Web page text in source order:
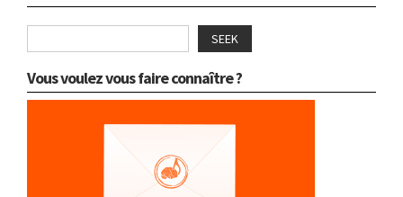
SEEK
Vous voulez vous faire connaître ?